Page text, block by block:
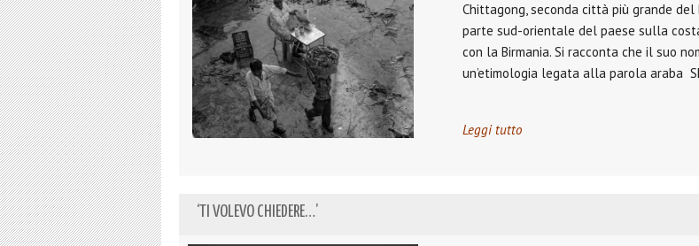
Chittagong, seconda città più grande
parte sud-orientale del paese sulla
con la Birmania. Si racconta che il suo
un’etimologia legata alla parola araba
Leggi tutto
‘TI VOLEVO CHIEDERE…’